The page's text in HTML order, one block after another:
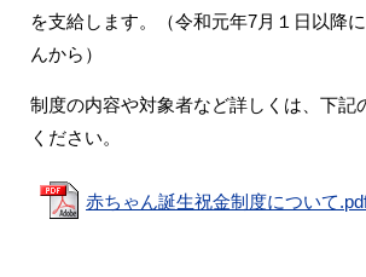
を支給します。（令和元年7月１日以降
んから）
制度の内容や対象者など詳しくは、下記
ください。
赤ちゃん誕生祝金制度について